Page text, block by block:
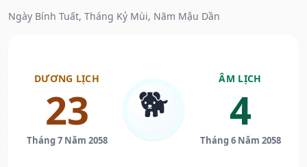
Ngày Bính Tuất, Tháng Kỷ Mùi, Năm Mậu Dần
DƯƠNG LỊCH
23
Tháng 7 Năm 2058
🐕
ÂM LỊCH
4
Tháng 6 Năm 2058